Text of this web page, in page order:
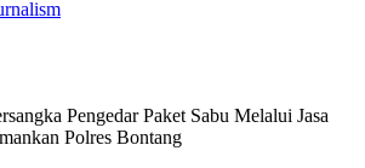
Pengedar Paket Sabu Melalui Jasa
Polres Bontang